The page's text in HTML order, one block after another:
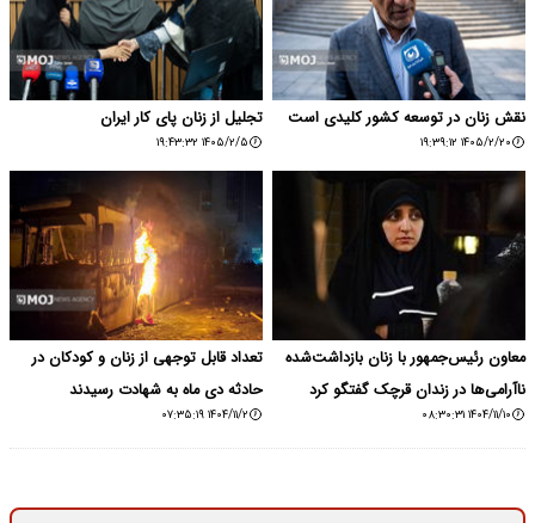
نقش زنان در توسعه کشور کلیدی است
۱۴۰۵/۲/۲۰ ۱۹:۳۹:۱۲
تجلیل از زنان پای کار ایران
۱۴۰۵/۲/۵ ۱۹:۴۳:۳۲
معاون رئیس‌جمهور با زنان بازداشت‌شده
ناآرامی‌ها در زندان قرچک گفتگو کرد
۱۴۰۴/۱۱/۱۰ ۰۸:۳۰:۳۱
تعداد قابل توجهی از زنان و کودکان در
حادثه دی ماه به شهادت رسیدند
۱۴۰۴/۱۱/۲ ۰۷:۳۵:۱۹